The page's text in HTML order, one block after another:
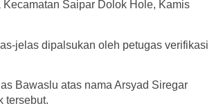
Saipar Dolok Hole, Kamis
jelas dipalsukan oleh petugas verifikasi
Bawaslu atas nama Arsyad Siregar
tersebut.